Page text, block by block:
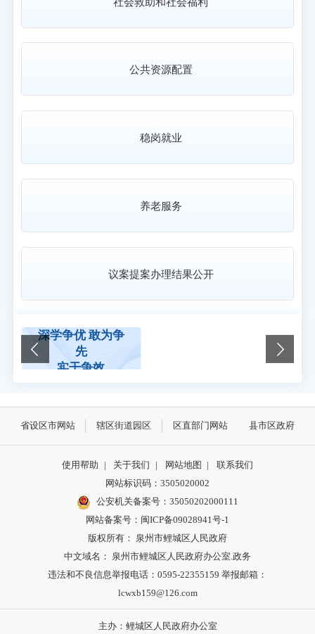
公共资源配置
稳岗就业
养老服务
议案提案办理结果公开
深学争优 敢为争
先
实干争效
省设区市网站 辖区街道园区 区直部门网站 县市区政府
使用帮助 | 关于我们 | 网站地图 |
联系我们
网站标识码：3505020002
公安机关备案号：35050202000111
网站备案号：闽ICP备09028941号-1
版权所有： 泉州市鲤城区人民政府
中文域名： 泉州市鲤城区人民政府办公室.政务
违法和不良信息举报电话：0595-22355159 举报邮箱：
lcwxb159@126.com
主办：鲤城区人民政府办公室